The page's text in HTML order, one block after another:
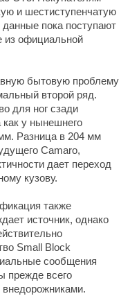
и шестиступенчатую
пока поступают
из официальной
бытовую проблему
второй ряд.
для ног сзади
как у нынешнего
Разница в 204 мм
Camaro,
дает переход
кузову.
также
источник, однако
Small Block
сообщения
прежде всего